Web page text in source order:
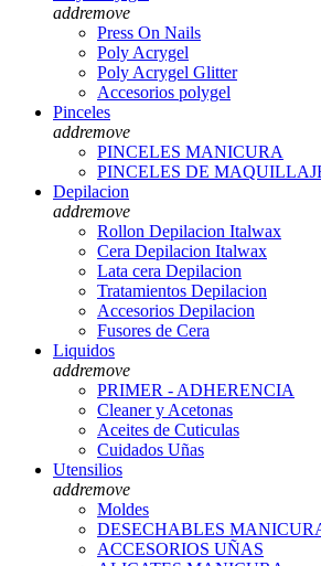
addremove
Press On Nails
Poly Acrygel
Poly Acrygel Glitter
Accesorios polygel
Pinceles
addremove
PINCELES MANICURA
PINCELES DE
Depilacion
addremove
Rollon Depilacion Italwax
Cera Depilacion Italwax
Lata cera Depilacion
Tratamientos Depilacion
Accesorios Depilacion
Fusores de Cera
Liquidos
addremove
PRIMER - ADHERENCIA
Cleaner y Acetonas
Aceites de Cuticulas
Cuidados Uñas
Utensilios
addremove
Moldes
DESECHABLES
ACCESORIOS UÑAS